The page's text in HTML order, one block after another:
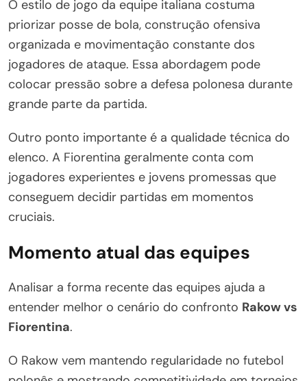
O estilo de jogo da equipe italiana costuma
priorizar posse de bola, construção ofensiva
organizada e movimentação constante dos
jogadores de ataque. Essa abordagem pode
colocar pressão sobre a defesa polonesa durante
grande parte da partida.
Outro ponto importante é a qualidade técnica do
elenco. A Fiorentina geralmente conta com
jogadores experientes e jovens promessas que
conseguem decidir partidas em momentos
cruciais.
Momento atual das equipes
Analisar a forma recente das equipes ajuda a
entender melhor o cenário do confronto Rakow vs
Fiorentina.
O Rakow vem mantendo regularidade no futebol